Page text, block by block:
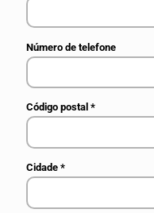
Número de telefone
Código postal*
Cidade*